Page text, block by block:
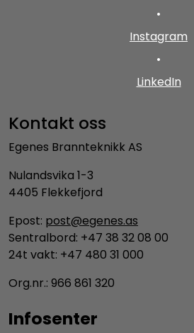
•
Instagram
•
LinkedIn
Kontakt oss
Egenes Brannteknikk AS
Nulandsvika 1-3
4405 Flekkefjord
Epost: post@egenes.as
Sentralbord: +47 38 32 08 00
24t vakt: +47 480 31 000
Org.nr.: 966 861 320
Infosenter